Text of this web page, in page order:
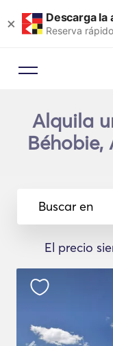
× Descarga la
Reserva
Alquila
Béhobie,
Buscar en
El precio